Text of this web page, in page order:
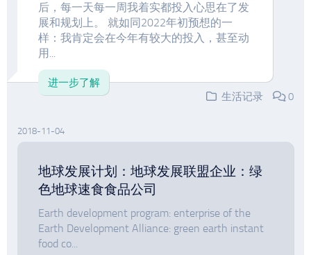
后，每一天每一周我着实都投入心思在了发
展和规划上。 就如同2022年初预想的一
样：我肯定会在今年有较大的投入，甚至动
用...
进一步了解
生活记录
0
2018-11-04
地球发展计划：地球发展联盟企业：绿
色地球速食食品公司
Earth development program: enterprise of the
Earth Development Alliance: green earth instant
food co...